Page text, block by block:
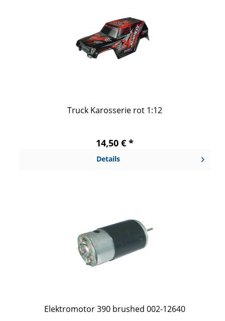
Truck Karosserie rot 1:12
14,50 € *
Details
Elektromotor 390 brushed 002-12640